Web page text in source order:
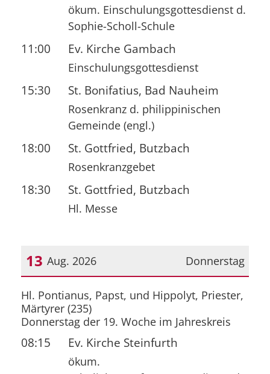
ökum. Einschulungsgottesdienst d.
Sophie-Scholl-Schule
11:00 Ev. Kirche Gambach
Einschulungsgottesdienst
15:30 St. Bonifatius, Bad Nauheim
Rosenkranz d. philippinischen
Gemeinde (engl.)
18:00 St. Gottfried, Butzbach
Rosenkranzgebet
18:30 St. Gottfried, Butzbach
Hl. Messe
Donnerstag
13 Aug. 2026
Datum: 13. August 2026
Hl. Pontianus, Papst, und Hippolyt, Priester,
Märtyrer (235)
Donnerstag der 19. Woche im Jahreskreis
08:15 Ev. Kirche Steinfurth
ökum.